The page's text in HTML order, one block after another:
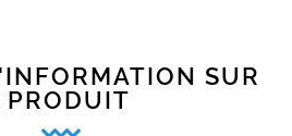
SUR
PRODUIT